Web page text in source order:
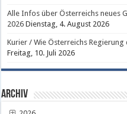
Alle Infos über Österreichs neues
2026 Dienstag, 4. August 2026
Kurier / Wie Österreichs
Freitag, 10. Juli 2026
Archiv